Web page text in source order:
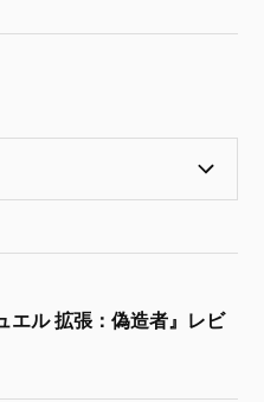
エル 拡張：偽造者』レビ